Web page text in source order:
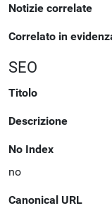
Notizie correlate
Correlato in
SEO
Titolo
Descrizione
No Index
no
Canonical URL